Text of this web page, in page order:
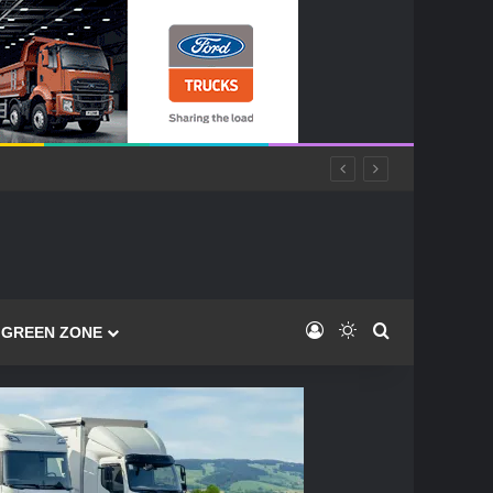
GREEN ZONE Log InSwitch skin